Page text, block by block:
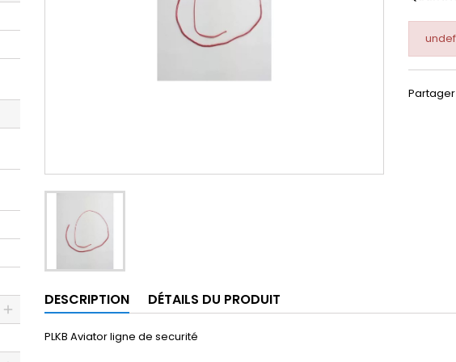
Partager
DESCRIPTION DÉTAILS DU PRODUIT
PLKB Aviator ligne de securité